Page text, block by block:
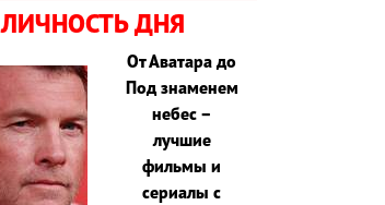
ЛИЧНОСТЬ ДНЯ
От Аватара до
Под знаменем
небес –
лучшие
фильмы и
сериалы с